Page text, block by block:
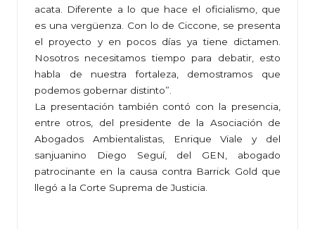
acata. Diferente a lo que hace el oficialismo, que
es una vergüenza. Con lo de Ciccone, se presenta
el proyecto y en pocos días ya tiene dictamen.
Nosotros necesitamos tiempo para debatir, esto
habla de nuestra fortaleza, demostramos que
podemos gobernar distinto”.
La presentación también contó con la presencia,
entre otros, del presidente de la Asociación de
Abogados Ambientalistas, Enrique Viale y del
sanjuanino Diego Seguí, del GEN, abogado
patrocinante en la causa contra Barrick Gold que
llegó a la Corte Suprema de Justicia.